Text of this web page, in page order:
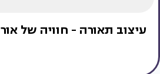
עיצוב תאורה - חוויה של